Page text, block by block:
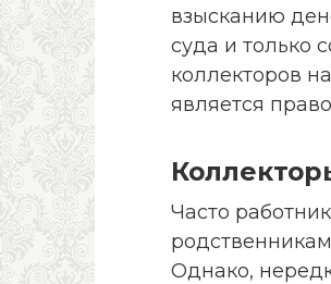
взысканию
суда и только
коллекторов
является
Часто
Однако,